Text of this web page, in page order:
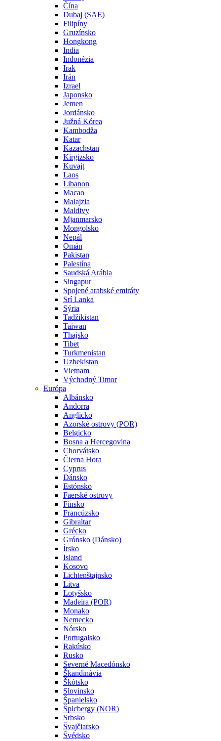
Čína
Dubaj (SAE)
Filipíny
Gruzínsko
Hongkong
India
Indonézia
Irak
Irán
Izrael
Japonsko
Jemen
Jordánsko
Južná Kórea
Kambodža
Katar
Kazachstan
Kirgizsko
Kuvajt
Laos
Libanon
Macao
Malajzia
Maldivy
Mjanmarsko
Mongolsko
Nepál
Omán
Pakistan
Palestína
Saudská Arábia
Singapur
Spojené arabské emiráty
Srí Lanka
Sýria
Tadžikistan
Taiwan
Thajsko
Tibet
Turkmenistan
Uzbekistan
Vietnam
Východný Timor
Európa
Albánsko
Andorra
Anglicko
Azorské ostrovy (POR)
Belgicko
Bosna a Hercegovina
Chorvátsko
Čierna Hora
Cyprus
Dánsko
Estónsko
Faerské ostrovy
Fínsko
Francúzsko
Gibraltar
Grécko
Grónsko (Dánsko)
Írsko
Island
Kosovo
Lichtenštajnsko
Litva
Lotyšsko
Madeira (POR)
Monako
Nemecko
Nórsko
Portugalsko
Rakúsko
Rusko
Severné Macedónsko
Škandinávia
Škótsko
Slovinsko
Španielsko
Špicbergy (NOR)
Srbsko
Švajčiarsko
Švédsko